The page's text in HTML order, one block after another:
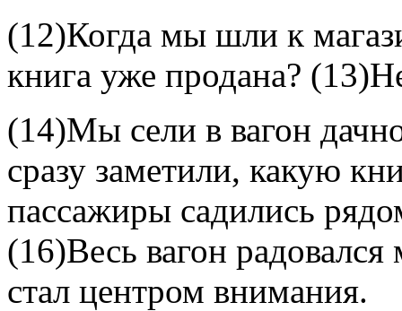
(12)Когда мы шли к
книга уже продана?
(14)Мы сели в вагон
сразу заметили, какую
пассажиры садились
(16)Весь вагон
стал центром внимания.